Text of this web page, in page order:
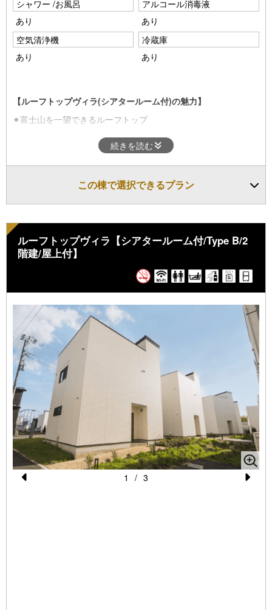
シャワー /お風呂
あり
アルコール消毒液
あり
空気清浄機
あり
冷蔵庫
あり
【ルーフトップヴィラ(シアタールーム付)の魅力】
⚫︎富士山を一望できるルーフトップ
屋上から富士山を独占。
⚫︎プライベートシアタールーム
動画や映画を大画面のスクリーンで楽しめます。
・ベッド：シングルベッド2台 ダブルベッド1台
タオル・バスタオル・バスローブ・シャンプー・リンス・ボディ
ソープ
歯ブラシ・スリッパ・ドライヤー
水・ドリップコーヒー・ティーバッグ（お茶・紅茶）
★チェックイン・チェックアウト★
チェックイン時間 15:00～20:00
チェックアウト時間 10:00
レイトチェックアウト(11:00まで) ￥3,300/室の追加料金をい
ただきます。
フロント営業時間は8:00-21:00、最終チェックイン時間は20:00
です。
到着が20:00以降の場合は、当日20:00までに必ずご連絡をお願
続きを読む
この棟で選択できるプラン
ルーフトップヴィラ【シアタールーム付/Type B/2
階建/屋上付】
1 / 3